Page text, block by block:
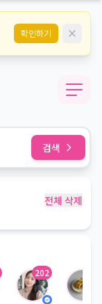
확인하기
검색
전체 삭제
202